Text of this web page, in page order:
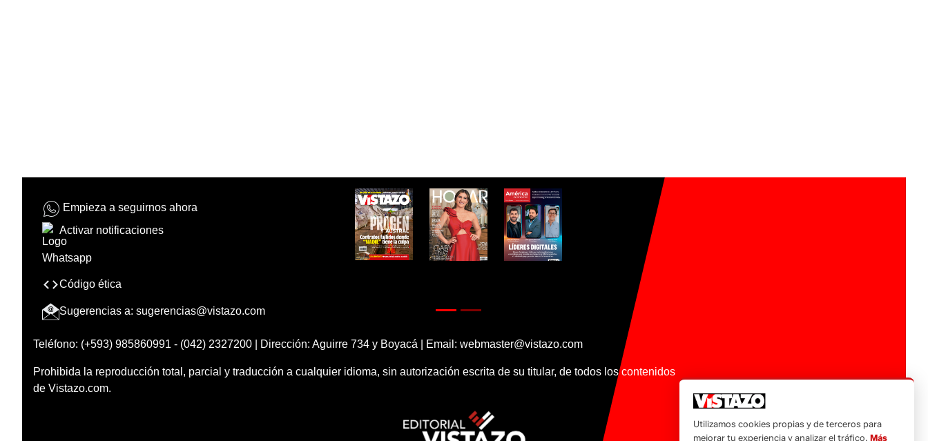
Empieza a seguirnos ahora
Activar notificaciones
Código ética
Sugerencias a: sugerencias@vistazo.com
Teléfono: (+593) 985860991 - (042) 2327200 | Dirección: Aguirre 734 y Boyacá | Email: webmaster@vistazo.com
Prohibida la reproducción total, parcial y traducción a cualquier idioma, sin autorización escrita de su titular, de todos los contenidos
de Vistazo.com.
Utilizamos cookies propias y de terceros para
mejorar tu experiencia y analizar el tráfico. Más